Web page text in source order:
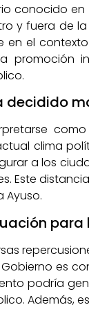
conocido
y fuera de
en el
promoción
decidido
clima
a los
Este
Ayuso.
es
podría